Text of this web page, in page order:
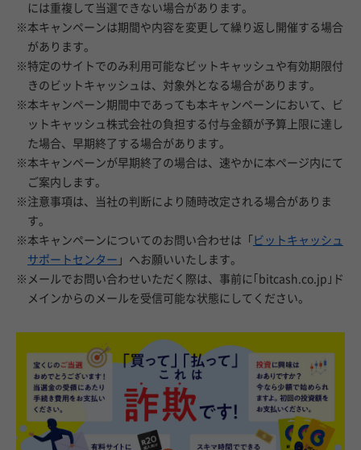
には重複して当選できない場合があります。
※本キャンペーンは期間や内容を変更して繰り返し開催する場合
があります。
※特定のサイトでのみ利用可能なビットキャッシュや有効期限付
きのビットキャッシュは、対象外となる場合があります。
※本キャンペーン期間中であっても本キャンペーンにおいて、ビ
ットキャッシュ株式会社の負担する付与金額が予算上限に達し
た場合、早期終了する場合があります。
※本キャンペーンが早期終了の場合は、速やかに本ページ内にて
ご案内します。
※注意事項は、当社の判断により随時改定される場合がありま
す。
※本キャンペーンについてのお問い合わせは「 ビットキャッシュ
サポートセンター 」へお願いいたします。
※メールでお問い合わせいただく際は、事前に｢bitcash.co.jp｣ド
メインからのメールを受信可能な状態にしてください。